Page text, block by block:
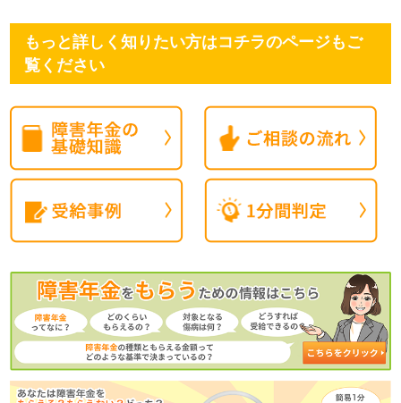
もっと詳しく知りたい方はコチラのページもご
覧ください